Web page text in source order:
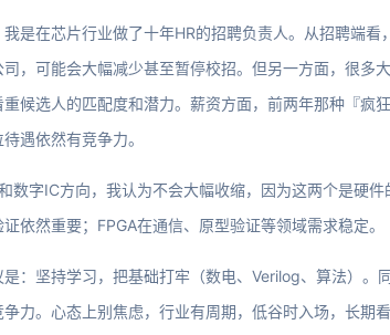
我是在芯片行业做了十年HR的招聘负责人。从招聘端
司，可能会大幅减少甚至暂停校招。但另一方面，很多
候选人的匹配度和潜力。薪资方面，前两年那种『疯
遇依然有竞争力。
数字IC方向，我认为不会大幅收缩，因为这两个是硬
依然重要；FPGA在通信、原型验证等领域需求稳定。
：坚持学习，把基础打牢（数电、Verilog、算法）。
力。心态上别焦虑，行业有周期，低谷时入场，长期